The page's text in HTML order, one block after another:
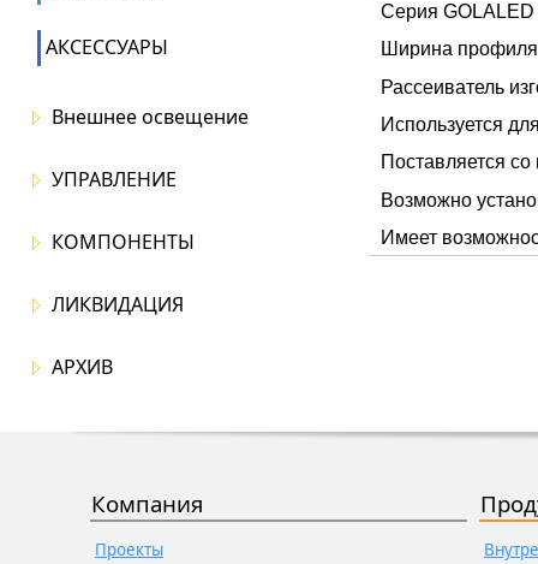
АКСЕССУАРЫ
Внешнее освещение
УПРАВЛЕНИЕ
КОМПОНЕНТЫ
ЛИКВИДАЦИЯ
АРХИВ
Серия
Ширина
Рассеиватель
Используется
Поставляется
Возможно
Имеет
Компания
Проекты